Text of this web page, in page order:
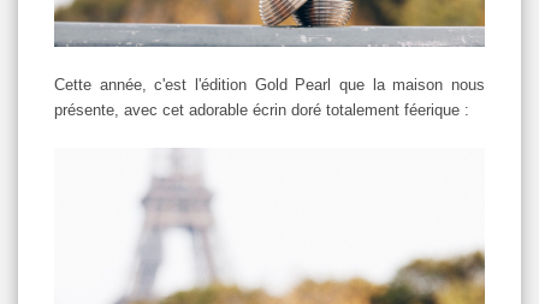
Cette année, c'est l'édition Gold Pearl que la maison nous
présente, avec cet adorable écrin doré totalement féerique :